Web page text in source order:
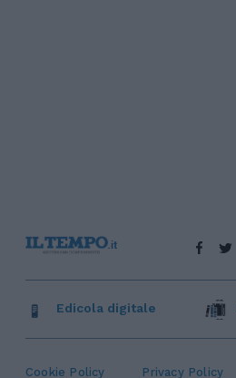
Cookie Policy Privacy Policy
Edicola digitale